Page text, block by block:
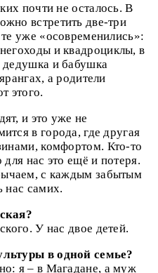
почти не осталось. В
встретить две-три
уже «осовременились»:
и квадроциклы, в
дедушка и бабушка
а родители
этого.
и это уже не
в города, где другая
комфортом. Кто-то
нас это ещё и потеря.
с каждым забытым
нас самих.
У нас двое детей.
в одной семье?
я – в Магадане, а муж